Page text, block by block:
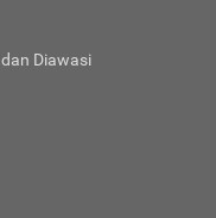
Diawasi